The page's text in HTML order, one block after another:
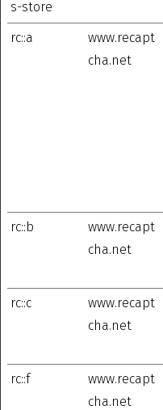
s-store
rc::a
www.recapt
cha.net
rc::b
www.recapt
cha.net
rc::c
www.recapt
cha.net
rc::f
www.recapt
cha.net